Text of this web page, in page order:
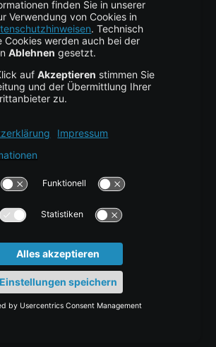
Cloud Storage
Cloud Anbieter
Leitfaden & Übersicht
News
Karriere